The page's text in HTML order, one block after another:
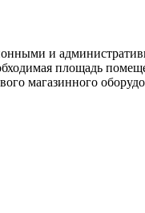
и
площадь
магазинного